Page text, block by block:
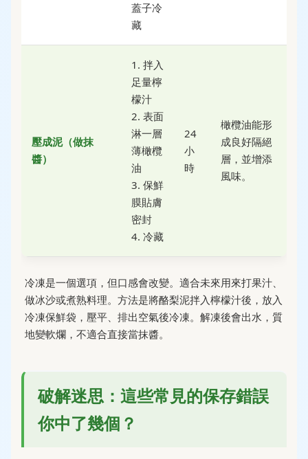
蓋子冷
藏
壓成泥（做抹
醬）
1. 拌入
足量檸
檬汁
2. 表面
淋一層
薄橄欖
油
3. 保鮮
膜貼膚
密封
4. 冷藏
24
小
時
橄欖油能形
成良好隔絕
層，並增添
風味。
冷凍是一個選項，但口感會改變。適合未來用來打果汁、
做冰沙或煮熟料理。方法是將酪梨泥拌入檸檬汁後，放入
冷凍保鮮袋，壓平、排出空氣後冷凍。解凍後會出水，質
地變軟爛，不適合直接當抹醬。
破解迷思：這些常見的保存錯誤
你中了幾個？